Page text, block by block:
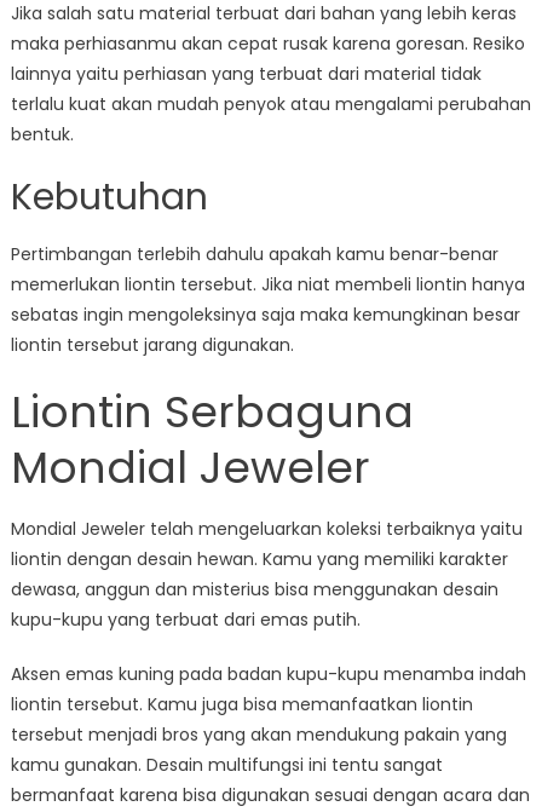
Jika salah satu material terbuat dari bahan yang lebih keras
maka perhiasanmu akan cepat rusak karena goresan. Resiko
lainnya yaitu perhiasan yang terbuat dari material tidak
terlalu kuat akan mudah penyok atau mengalami perubahan
bentuk.
Kebutuhan
Pertimbangan terlebih dahulu apakah kamu benar-benar
memerlukan liontin tersebut. Jika niat membeli liontin hanya
sebatas ingin mengoleksinya saja maka kemungkinan besar
liontin tersebut jarang digunakan.
Liontin Serbaguna
Mondial Jeweler
Mondial Jeweler telah mengeluarkan koleksi terbaiknya yaitu
liontin dengan desain hewan. Kamu yang memiliki karakter
dewasa, anggun dan misterius bisa menggunakan desain
kupu-kupu yang terbuat dari emas putih.
Aksen emas kuning pada badan kupu-kupu menamba indah
liontin tersebut. Kamu juga bisa memanfaatkan liontin
tersebut menjadi bros yang akan mendukung pakain yang
kamu gunakan. Desain multifungsi ini tentu sangat
bermanfaat karena bisa digunakan sesuai dengan acara dan